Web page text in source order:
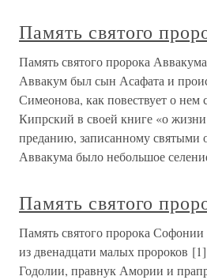
Память святого
Память святого пророка
Аввакум был сын Асафата и
Симеонова, как повествует о
Кипрский в своей книге «о
преданию, записанному святыми
Аввакума было небольшое
Память святого
Память святого пророка
из двенадцати малых пророков
Годолии, правнук Амории и